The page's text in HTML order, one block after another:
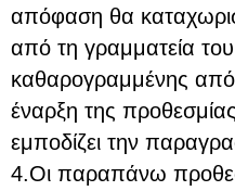
απόφαση θα
από τη γραμματεία
καθαρογραμμένης
έναρξη της
εμποδίζει την
4.Οι παραπάνω